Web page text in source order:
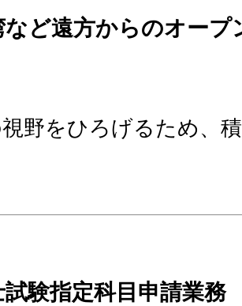
など遠方からのオー
野をひろげるため、
試験指定科目申請業